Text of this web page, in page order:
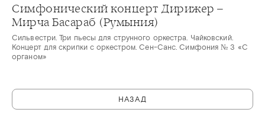
Симфонический концерт Дирижер –
Мирча Басараб (Румыния)
Сильвестри. Три пьесы для струнного оркестра. Чайковский.
Концерт для скрипки с оркестром. Сен-Санс. Симфония № 3 «С
органом»
НАЗАД